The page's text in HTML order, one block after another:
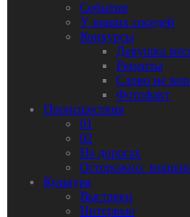
События
У наших соседей
Конкурсы
Девушка
Рецепты
Слово не
Фотофакт
Происшествия
01
02
На дорогах
Осторожно:
Культура
Выставки
Интервью